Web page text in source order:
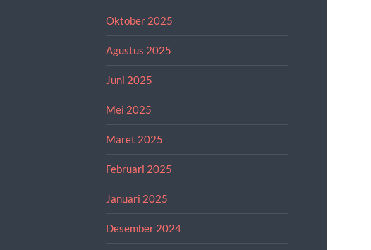
Oktober 2025
Agustus 2025
Juni 2025
Mei 2025
Maret 2025
Februari 2025
Januari 2025
Desember 2024